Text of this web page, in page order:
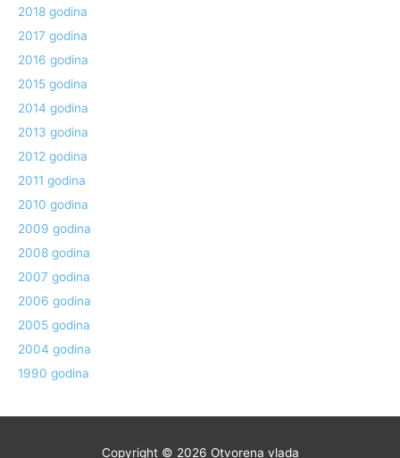
2018 godina
2017 godina
2016 godina
2015 godina
2014 godina
2013 godina
2012 godina
2011 godina
2010 godina
2009 godina
2008 godina
2007 godina
2006 godina
2005 godina
2004 godina
1990 godina
Copyright © 2026 Otvorena vlada